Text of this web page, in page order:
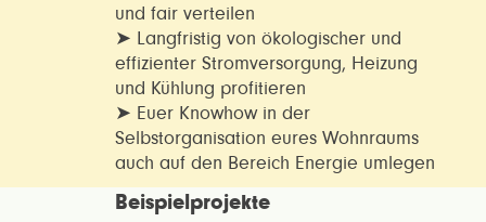
und fair verteilen
➤ Langfristig von ökologischer und
effizienter Stromversorgung, Heizung
und Kühlung profitieren
➤ Euer Knowhow in der
Selbstorganisation eures Wohnraums
auch auf den Bereich Energie umlegen
Beispielprojekte